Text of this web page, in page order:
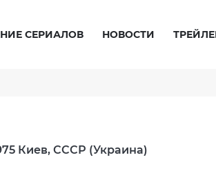
СЕРИАЛОВ НОВОСТИ
Киев, СССР (Украина)